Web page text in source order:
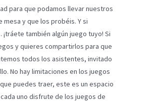
para que podamos llevar nuestros
mesa y que los probéis. Y si
también algún juego tuyo! Si
y quieres compartirlos para que
todos los asistentes, invitado
No hay limitaciones en los juegos
puedes traer, este es un espacio
uno disfrute de los juegos de